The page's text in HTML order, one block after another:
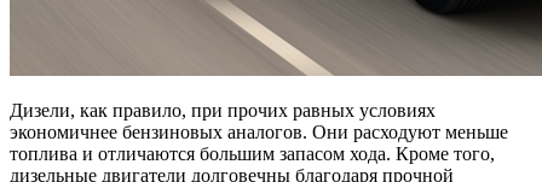
Дизели, как правило, при прочих равных условиях
экономичнее бензиновых аналогов. Они расходуют меньше
топлива и отличаются большим запасом хода. Кроме того,
дизельные двигатели долговечны благодаря прочной